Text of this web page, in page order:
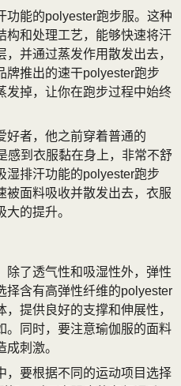
功能的polyester跑步服。这种
构和处理工艺，能够快速将汗
并通过蒸发作用散发出去，
牌推出的速干polyester跑步
发掉，让你在跑步过程中始终
好者，他之前穿着普通的
感到衣服黏在身上，非常不舒
湿排汗功能的polyester跑步
被面料吸收并散发出去，衣服
的提升。
除了透气性和吸湿性外，弹性
择含有高弹性纤维的polyester
提供良好的支撑和伸展性，
。同时，要注意瑜伽服的面料
刺激。
，要根据不同的运动项目选择